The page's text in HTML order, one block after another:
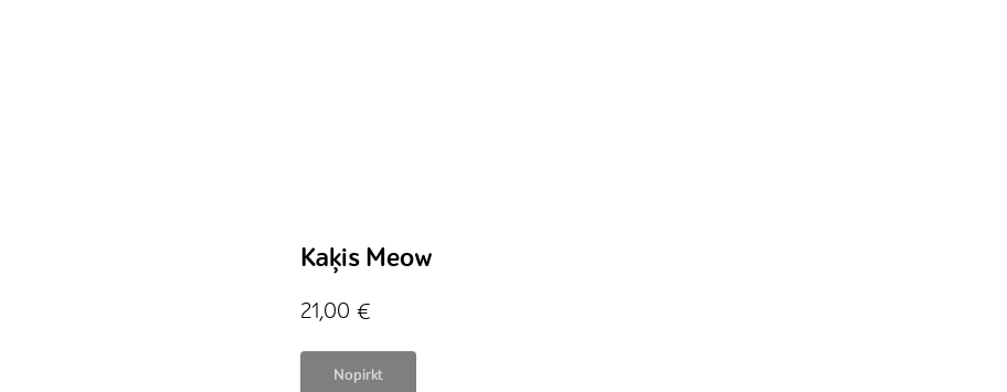
Kaķis Meow
21,00 €
Nopirkt